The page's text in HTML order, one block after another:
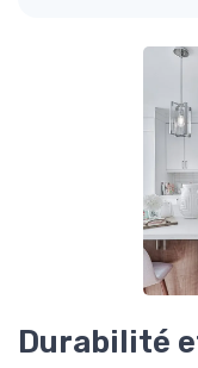
Durabilité